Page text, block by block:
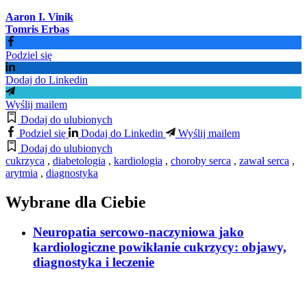
Aaron I. Vinik
Tomris Erbas
Podziel się
Dodaj do Linkedin
Wyślij mailem
Dodaj do ulubionych
Podziel się
Dodaj do Linkedin
Wyślij mailem
Dodaj do ulubionych
cukrzyca , diabetologia , kardiologia , choroby serca , zawał serca ,
arytmia , diagnostyka
Wybrane dla Ciebie
Neuropatia sercowo-naczyniowa jako
kardiologiczne powikłanie cukrzycy: objawy,
diagnostyka i leczenie